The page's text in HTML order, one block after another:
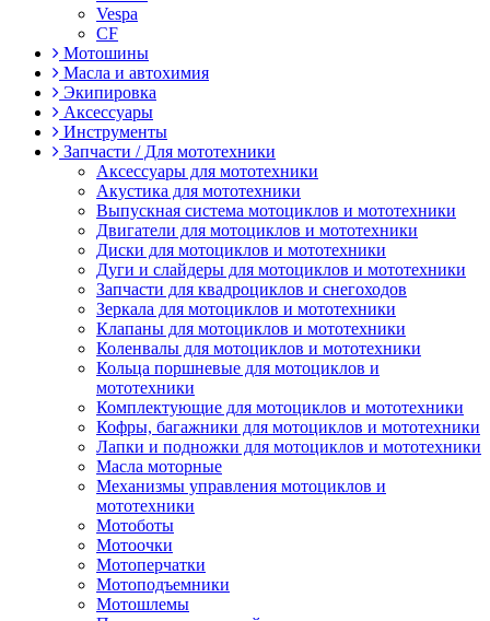
Vespa
CF
Мотошины
Масла и автохимия
Экипировка
Аксессуары
Инструменты
Запчасти / Для мототехники
Аксессуары для мототехники
Акустика для мототехники
Выпускная система мотоциклов и мототехники
Двигатели для мотоциклов и мототехники
Диски для мотоциклов и мототехники
Дуги и слайдеры для мотоциклов и мототехники
Запчасти для квадроциклов и снегоходов
Зеркала для мотоциклов и мототехники
Клапаны для мотоциклов и мототехники
Коленвалы для мотоциклов и мототехники
Кольца поршневые для мотоциклов и
мототехники
Комплектующие для мотоциклов и мототехники
Кофры, багажники для мотоциклов и мототехники
Лапки и подножки для мотоциклов и мототехники
Масла моторные
Механизмы управления мотоциклов и
мототехники
Мотоботы
Мотоочки
Мотоперчатки
Мотоподъемники
Мотошлемы